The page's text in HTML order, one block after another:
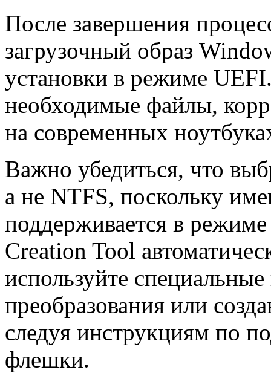
После завершения
загрузочный образ
установки в режиме
необходимые файлы,
на современных
Важно убедиться, что
а не NTFS, поскольку
поддерживается в
Creation Tool
используйте
преобразования или
следуя инструкциям по
флешки.